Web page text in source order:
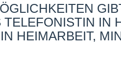
TELEFONISTIN IN
HEIMARBEIT,